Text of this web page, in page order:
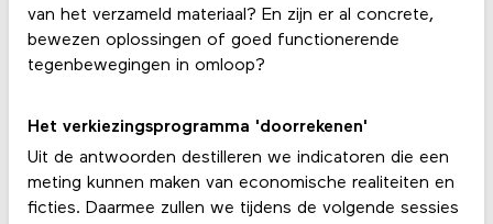
van het verzameld materiaal? En zijn er al concrete,
bewezen oplossingen of goed functionerende
tegenbewegingen in omloop?
Het verkiezingsprogramma 'doorrekenen'
Uit de antwoorden destilleren we indicatoren die een
meting kunnen maken van economische realiteiten en
ficties. Daarmee zullen we tijdens de volgende sessies